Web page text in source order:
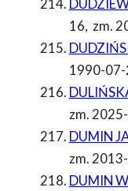
16, zm.
1990-
zm.
DUMIN
zm.
DUMIN